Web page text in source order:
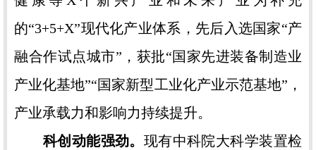
的“3+5+X”现代化产业体系，先后入选国家“产
融合作试点城市”，获批“国家先进装备制造业
产业化基地”“国家新型工业化产业示范基地”，
产业承载力和影响力持续提升。
科创动能强劲。 现有中科院大科学装置检